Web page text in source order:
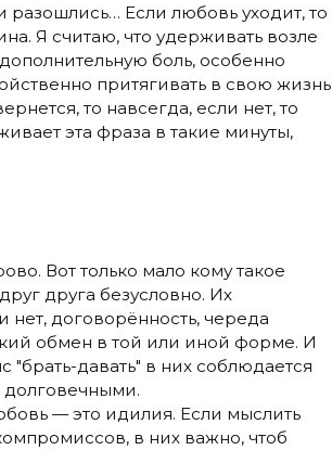
Если любовь уходит, то
Я считаю, что удерживать возле
боль, особенно
притягивать в свою жизнь
то навсегда, если нет, то
эта фраза в такие минуты,
Вот только мало кому такое
друга безусловно. Их
нет, договорённость, череда
обмен в той или иной форме. И
"брать-давать" в них соблюдается
— это идилия. Если мыслить
в них важно, чтоб